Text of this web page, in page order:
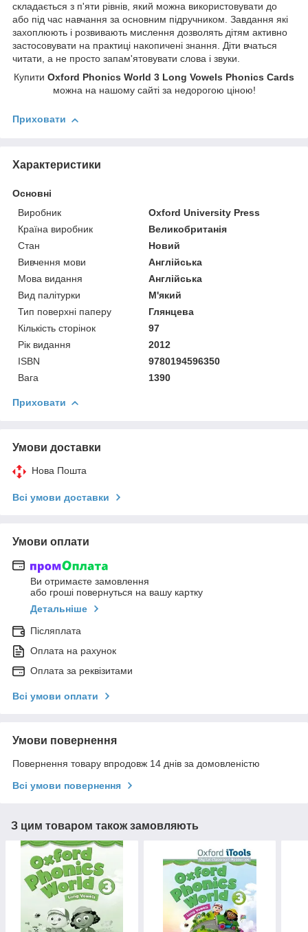
складається з п'яти рівнів, який можна використовувати до
або під час навчання за основним підручником. Завдання які
захоплюють і розвивають мислення дозволять дітям активно
застосовувати на практиці накопичені знання. Діти вчаться
читати, а не просто запам'ятовувати слова і звуки.
Купити Oxford Phonics World 3 Long Vowels Phonics Cards
можна на нашому сайті за недорогою ціною!
Приховати
Характеристики
Основні
Виробник
Oxford University Press
Країна виробник
Великобританія
Стан
Новий
Вивчення мови
Англійська
Мова видання
Англійська
Вид палітурки
М'який
Тип поверхні паперу
Глянцева
Кількість сторінок
97
Рік видання
2012
ISBN
9780194596350
Вага
1390
Приховати
Умови доставки
Нова Пошта
Всі умови доставки
Умови оплати
Ви отримаєте замовлення
або гроші повернуться на вашу картку
Детальніше
Післяплата
Оплата на рахунок
Оплата за реквізитами
Всі умови оплати
Умови повернення
Повернення товару впродовж 14 днів за домовленістю
Всі умови повернення
З цим товаром також замовляють